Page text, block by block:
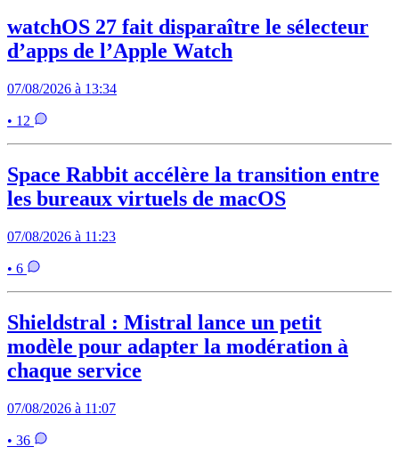
watchOS 27 fait disparaître le sélecteur
d’apps de l’Apple Watch
07/08/2026 à 13:34
• 12
Space Rabbit accélère la transition entre
les bureaux virtuels de macOS
07/08/2026 à 11:23
• 6
Shieldstral : Mistral lance un petit
modèle pour adapter la modération à
chaque service
07/08/2026 à 11:07
• 36